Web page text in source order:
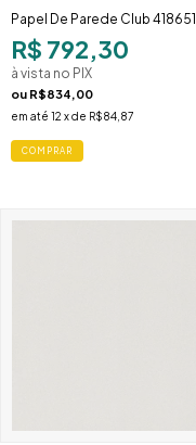
Papel De Parede Club 418651
R$ 792,30
à vista no PIX
ou R$834,00
em até 12 x de R$84,87